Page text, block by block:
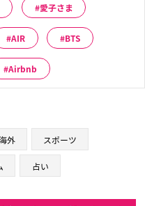
愛子さま
AIR BTS
Airbnb
外 スポーツ
占い